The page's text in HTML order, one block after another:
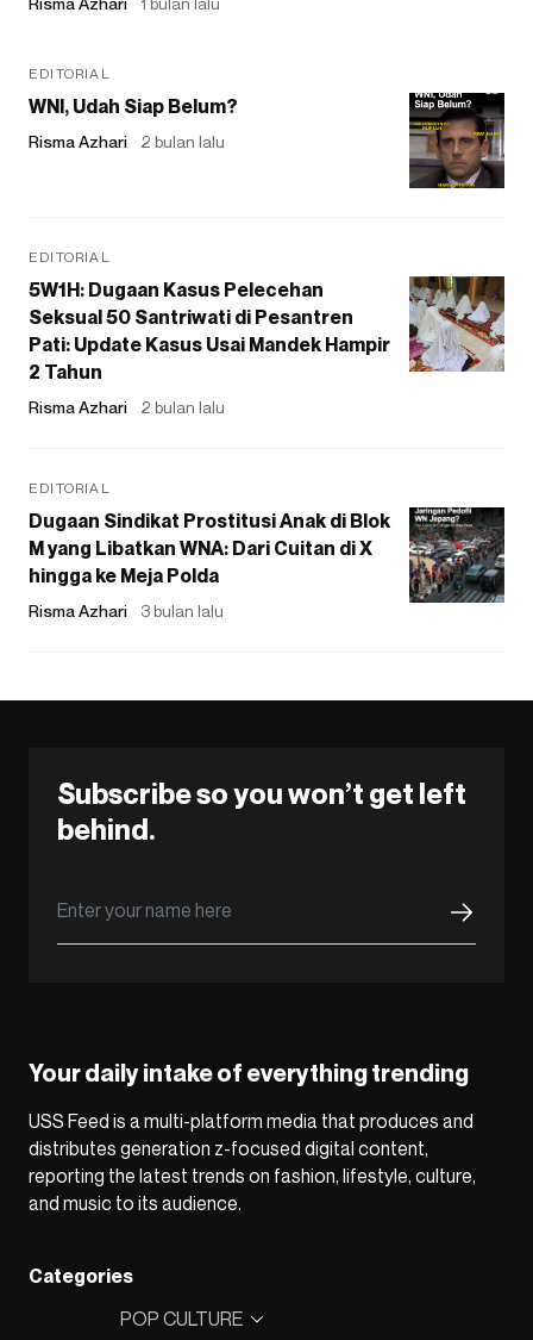
EDITORIAL
WNI, Udah Siap Belum?
Risma Azhari 2 bulan lalu
EDITORIAL
5W1H: Dugaan Kasus Pelecehan
Seksual 50 Santriwati di Pesantren
Pati: Update Kasus Usai Mandek Hampir
2 Tahun
Risma Azhari 2 bulan lalu
EDITORIAL
Dugaan Sindikat Prostitusi Anak di Blok
M yang Libatkan WNA: Dari Cuitan di X
hingga ke Meja Polda
Risma Azhari 3 bulan lalu
Subscribe so you won’t get left
behind.
Your daily intake of everything trending
USS Feed is a multi-platform media that produces and
distributes generation z-focused digital content,
reporting the latest trends on fashion, lifestyle, culture,
and music to its audience.
Categories
POP CULTURE